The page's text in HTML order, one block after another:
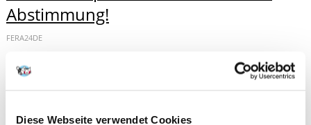
Diese Webseite verwendet Cookies
Abstimmung!
FERA24DE
Wir freuen uns sehr, Ihnen mitteilen zu können, dass wir zum
zweiten Mal in einem der größten Wettbewerbe in der